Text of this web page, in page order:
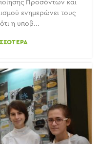
Προσόντων και
ενημερώνει τους
η υποβ...